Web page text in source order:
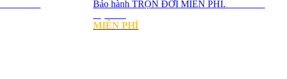
Bảo hành TRỌN ĐỜI MIỄN PHÍ.
MIỄN PHÍ